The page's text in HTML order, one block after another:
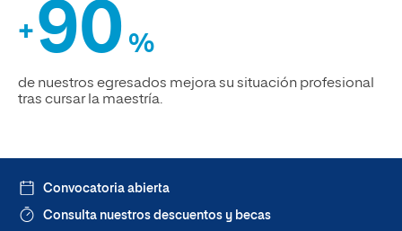
+ 90 %
de nuestros egresados mejora su situación profesional
tras cursar la maestría.
Convocatoria abierta
Consulta nuestros descuentos y becas